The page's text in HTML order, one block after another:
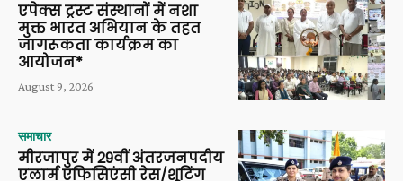
एपेक्स ट्रस्ट संस्थानों में नशा
मुक्त भारत अभियान के तहत
जागरूकता कार्यक्रम का
आयोजन*
August 9, 2026
समाचार
मीरजापुर में 29वीं अंतरजनपदीय
एलार्म एफिसिएंसी रेस/शूटिंग